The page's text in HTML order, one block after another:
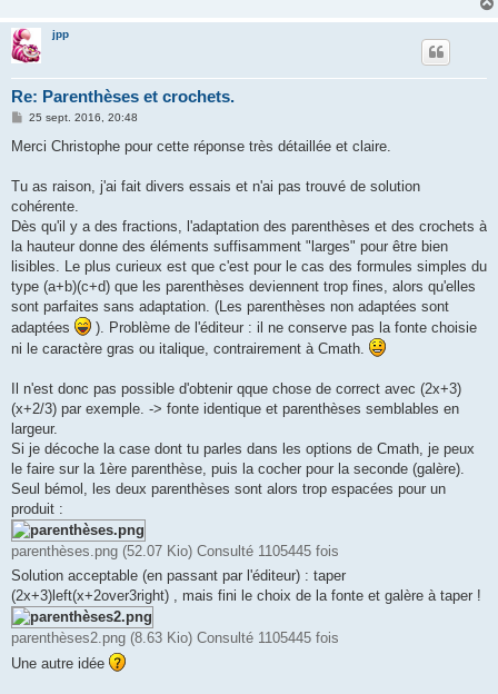
jpp
Re: Parenthèses et crochets.
M
s
g
25 sept. 2016, 20:48
Merci Christophe pour cette réponse très détaillée et claire.
Tu as raison, j'ai fait divers essais et n'ai pas trouvé de solution
cohérente.
Dès qu'il y a des fractions, l'adaptation des parenthèses et des crochets à
la hauteur donne des éléments suffisamment "larges" pour être bien
lisibles. Le plus curieux est que c'est pour le cas des formules simples du
type (a+b)(c+d) que les parenthèses deviennent trop fines, alors qu'elles
sont parfaites sans adaptation. (Les parenthèses non adaptées sont
adaptées
). Problème de l'éditeur : il ne conserve pas la fonte choisie
ni le caractère gras ou italique, contrairement à Cmath.
Il n'est donc pas possible d'obtenir qque chose de correct avec (2x+3)
(x+2/3) par exemple. -> fonte identique et parenthèses semblables en
largeur.
Si je décoche la case dont tu parles dans les options de Cmath, je peux
le faire sur la 1ère parenthèse, puis la cocher pour la seconde (galère).
Seul bémol, les deux parenthèses sont alors trop espacées pour un
produit :
parenthèses.png (52.07 Kio) Consulté 1105445 fois
Solution acceptable (en passant par l'éditeur) : taper
(2x+3)left(x+2over3right) , mais fini le choix de la fonte et galère à taper !
parenthèses2.png (8.63 Kio) Consulté 1105445 fois
Une autre idée